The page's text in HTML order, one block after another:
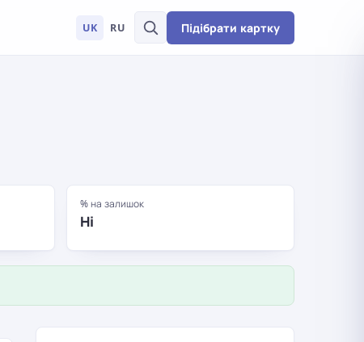
UK RU Підібрати картку
% на залишок
Ні